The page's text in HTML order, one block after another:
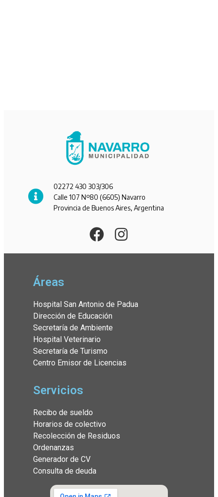
02272 430 303/306
Calle 107 Nº80 (6605) Navarro
Provincia de Buenos Aires, Argentina
Áreas
Hospital San Antonio de Padua
Dirección de Educación
Secretaría de Ambiente
Hospital Veterinario
Secretaría de Turismo
Centro Emisor de Licencias
Servicios
Recibo de sueldo
Horarios de colectivo
Recolección de Residuos
Ordenanzas
Generador de CV
Consulta de deuda